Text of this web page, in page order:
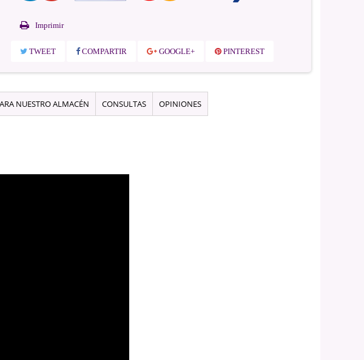
Imprimir
TWEET COMPARTIR GOOGLE+ PINTEREST
NUESTRO ALMACÉN CONSULTAS OPINIONES